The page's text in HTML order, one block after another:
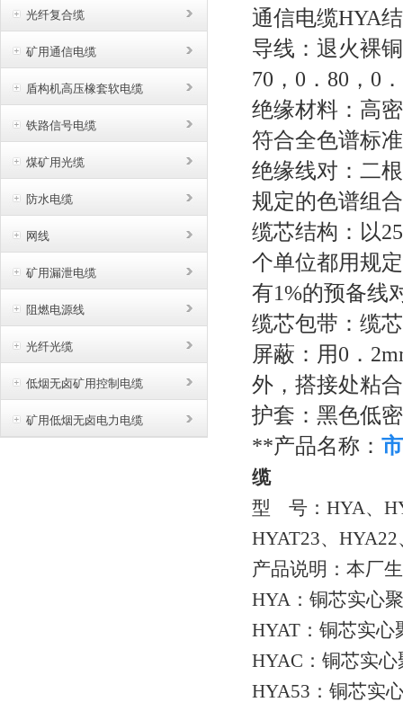
光纤复合缆
矿用通信电缆
盾构机高压橡套软电缆
铁路信号电缆
煤矿用光缆
防水电缆
网线
矿用漏泄电缆
阻燃电源线
光纤光缆
低烟无卤矿用控制电缆
矿用低烟无卤电力电缆
通信电缆HYA
导线：退火裸
70，0．80，0
绝缘材料：高
符合全色谱标
绝缘线对：二
规定的色谱组
缆芯结构：以
个单位都用规
有1%的预备线
缆芯包带：缆
屏蔽：用0．
外，搭接处粘
护套：黑色低
**产品名称：
缆
型 号：HYA、
HYAT23、
产品说明：本厂
HYA：铜芯实心
HYAT：铜芯实心
HYAC：铜芯实
HYA53：铜芯实